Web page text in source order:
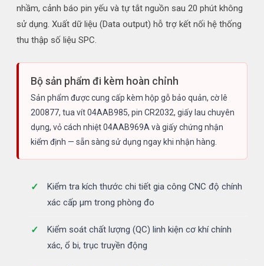
nhầm, cảnh báo pin yếu và tự tắt nguồn sau 20 phút không
sử dụng. Xuất dữ liệu (Data output) hỗ trợ kết nối hệ thống
thu thập số liệu SPC.
Bộ sản phẩm đi kèm hoàn chỉnh
Sản phẩm được cung cấp kèm hộp gỗ bảo quản, cờ lê
200877, tua vít 04AAB985, pin CR2032, giấy lau chuyên
dụng, vỏ cách nhiệt 04AAB969A và giấy chứng nhận
kiểm định — sẵn sàng sử dụng ngay khi nhận hàng.
Kiểm tra kích thước chi tiết gia công CNC độ chính
xác cấp µm trong phòng đo
Kiểm soát chất lượng (QC) linh kiện cơ khí chính
xác, ổ bi, trục truyền động